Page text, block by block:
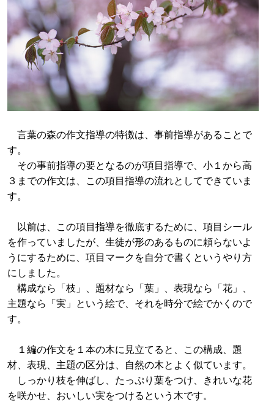
言葉の森の作文指導の特徴は、事前指導があることで
す。
その事前指導の要となるのが項目指導で、小１から高
３までの作文は、この項目指導の流れとしてできていま
す。
以前は、この項目指導を徹底するために、項目シール
を作っていましたが、生徒が形のあるものに頼らないよ
うにするために、項目マークを自分で書くというやり方
にしました。
構成なら「枝」、題材なら「葉」、表現なら「花」、
主題なら「実」という絵で、それを時分で絵でかくので
す。
１編の作文を１本の木に見立てると、この構成、題
材、表現、主題の区分は、自然の木とよく似ています。
しっかり枝を伸ばし、たっぷり葉をつけ、きれいな花
を咲かせ、おいしい実をつけるという木です。